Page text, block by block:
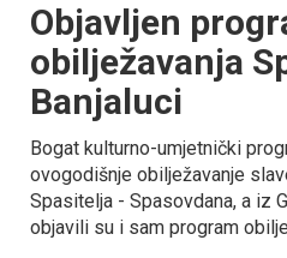
Objavljen
obilježavanja
Banjaluci
Bogat kulturno-umjetnički
ovogodišnje obilježavanje
Spasitelja - Spasovdana, a iz
objavili su i sam program